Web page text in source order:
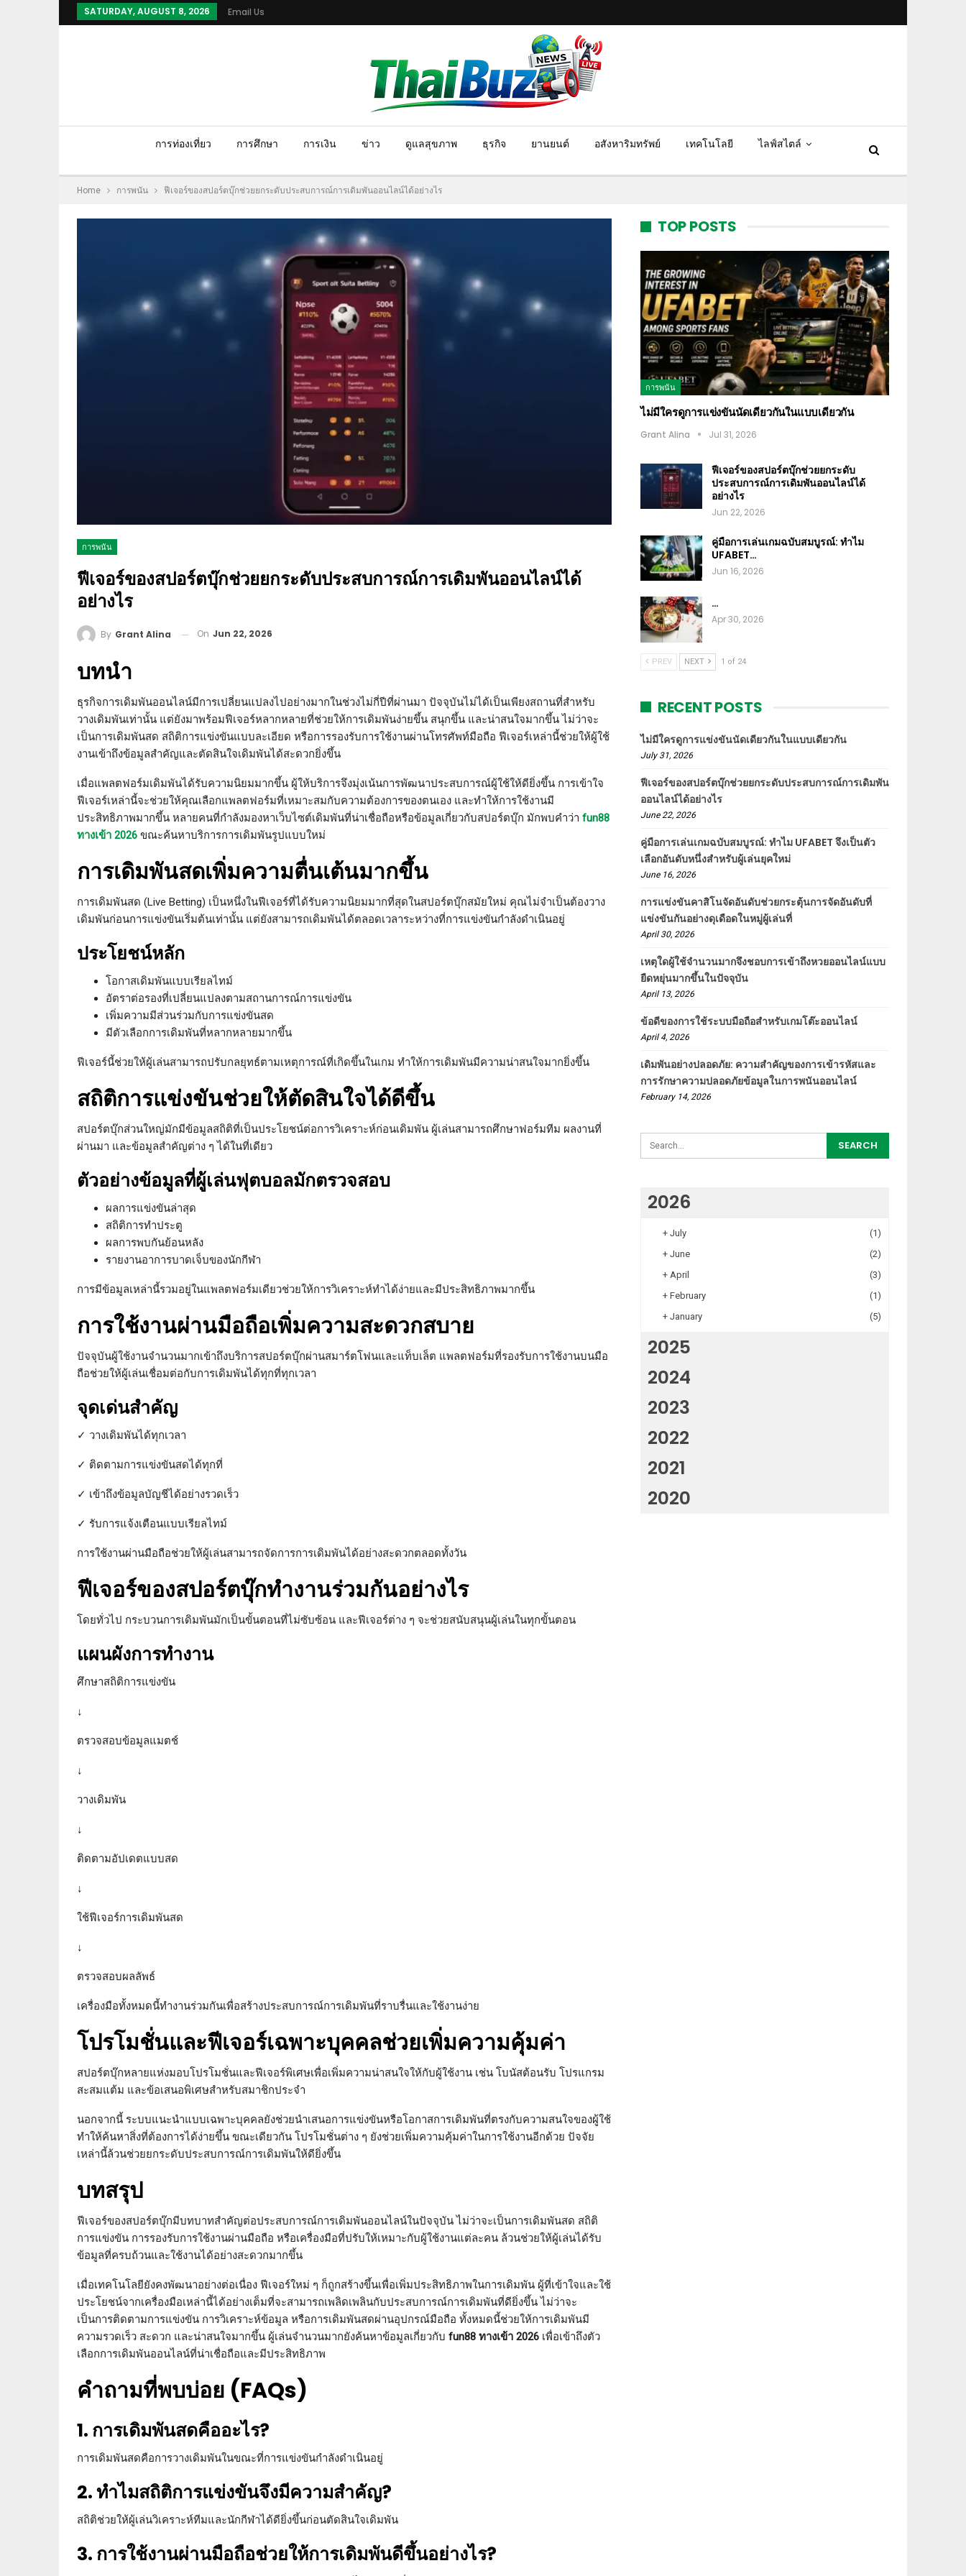
SATURDAY, AUGUST 8, 2026 Email Us
การท่องเที่ยว การศึกษา การเงิน ข่าว ดูแลสุขภาพ ธุรกิจ ยานยนต์ อสังหาริมทรัพย์ เทคโนโลยี ไลฟ์สไตล์
Home การพนัน ฟีเจอร์ของสปอร์ตบุ๊กช่วยยกระดับประสบการณ์การเดิมพันออนไลน์ได้อย่างไร
การพนัน
ฟีเจอร์ของสปอร์ตบุ๊กช่วยยกระดับประสบการณ์การเดิมพันออนไลน์ได้
อย่างไร
By Grant Alina On Jun 22, 2026
บทนำ
ธุรกิจการเดิมพันออนไลน์มีการเปลี่ยนแปลงไปอย่างมากในช่วงไม่กี่ปีที่ผ่านมา ปัจจุบันไม่ได้เป็นเพียงสถานที่สำหรับ
วางเดิมพันเท่านั้น แต่ยังมาพร้อมฟีเจอร์หลากหลายที่ช่วยให้การเดิมพันง่ายขึ้น สนุกขึ้น และน่าสนใจมากขึ้น ไม่ว่าจะ
เป็นการเดิมพันสด สถิติการแข่งขันแบบละเอียด หรือการรองรับการใช้งานผ่านโทรศัพท์มือถือ ฟีเจอร์เหล่านี้ช่วยให้ผู้ใช้
งานเข้าถึงข้อมูลสำคัญและตัดสินใจเดิมพันได้สะดวกยิ่งขึ้น
เมื่อแพลตฟอร์มเดิมพันได้รับความนิยมมากขึ้น ผู้ให้บริการจึงมุ่งเน้นการพัฒนาประสบการณ์ผู้ใช้ให้ดียิ่งขึ้น การเข้าใจ
ฟีเจอร์เหล่านี้จะช่วยให้คุณเลือกแพลตฟอร์มที่เหมาะสมกับความต้องการของตนเอง และทำให้การใช้งานมี
ประสิทธิภาพมากขึ้น หลายคนที่กำลังมองหาเว็บไซต์เดิมพันที่น่าเชื่อถือหรือข้อมูลเกี่ยวกับสปอร์ตบุ๊ก มักพบคำว่า fun88
ทางเข้า 2026 ขณะค้นหาบริการการเดิมพันรูปแบบใหม่
การเดิมพันสดเพิ่มความตื่นเต้นมากขึ้น
การเดิมพันสด (Live Betting) เป็นหนึ่งในฟีเจอร์ที่ได้รับความนิยมมากที่สุดในสปอร์ตบุ๊กสมัยใหม่ คุณไม่จำเป็นต้องวาง
เดิมพันก่อนการแข่งขันเริ่มต้นเท่านั้น แต่ยังสามารถเดิมพันได้ตลอดเวลาระหว่างที่การแข่งขันกำลังดำเนินอยู่
ประโยชน์หลัก
โอกาสเดิมพันแบบเรียลไทม์
อัตราต่อรองที่เปลี่ยนแปลงตามสถานการณ์การแข่งขัน
เพิ่มความมีส่วนร่วมกับการแข่งขันสด
มีตัวเลือกการเดิมพันที่หลากหลายมากขึ้น
ฟีเจอร์นี้ช่วยให้ผู้เล่นสามารถปรับกลยุทธ์ตามเหตุการณ์ที่เกิดขึ้นในเกม ทำให้การเดิมพันมีความน่าสนใจมากยิ่งขึ้น
สถิติการแข่งขันช่วยให้ตัดสินใจได้ดีขึ้น
สปอร์ตบุ๊กส่วนใหญ่มักมีข้อมูลสถิติที่เป็นประโยชน์ต่อการวิเคราะห์ก่อนเดิมพัน ผู้เล่นสามารถศึกษาฟอร์มทีม ผลงานที่
ผ่านมา และข้อมูลสำคัญต่าง ๆ ได้ในที่เดียว
ตัวอย่างข้อมูลที่ผู้เล่นฟุตบอลมักตรวจสอบ
ผลการแข่งขันล่าสุด
สถิติการทำประตู
ผลการพบกันย้อนหลัง
รายงานอาการบาดเจ็บของนักกีฬา
การมีข้อมูลเหล่านี้รวมอยู่ในแพลตฟอร์มเดียวช่วยให้การวิเคราะห์ทำได้ง่ายและมีประสิทธิภาพมากขึ้น
การใช้งานผ่านมือถือเพิ่มความสะดวกสบาย
ปัจจุบันผู้ใช้งานจำนวนมากเข้าถึงบริการสปอร์ตบุ๊กผ่านสมาร์ตโฟนและแท็บเล็ต แพลตฟอร์มที่รองรับการใช้งานบนมือ
ถือช่วยให้ผู้เล่นเชื่อมต่อกับการเดิมพันได้ทุกที่ทุกเวลา
จุดเด่นสำคัญ
✓ วางเดิมพันได้ทุกเวลา
✓ ติดตามการแข่งขันสดได้ทุกที่
✓ เข้าถึงข้อมูลบัญชีได้อย่างรวดเร็ว
✓ รับการแจ้งเตือนแบบเรียลไทม์
การใช้งานผ่านมือถือช่วยให้ผู้เล่นสามารถจัดการการเดิมพันได้อย่างสะดวกตลอดทั้งวัน
ฟีเจอร์ของสปอร์ตบุ๊กทำงานร่วมกันอย่างไร
โดยทั่วไป กระบวนการเดิมพันมักเป็นขั้นตอนที่ไม่ซับซ้อน และฟีเจอร์ต่าง ๆ จะช่วยสนับสนุนผู้เล่นในทุกขั้นตอน
แผนผังการทำงาน
ศึกษาสถิติการแข่งขัน
↓
ตรวจสอบข้อมูลแมตช์
↓
วางเดิมพัน
↓
ติดตามอัปเดตแบบสด
↓
ใช้ฟีเจอร์การเดิมพันสด
↓
ตรวจสอบผลลัพธ์
เครื่องมือทั้งหมดนี้ทำงานร่วมกันเพื่อสร้างประสบการณ์การเดิมพันที่ราบรื่นและใช้งานง่าย
โปรโมชั่นและฟีเจอร์เฉพาะบุคคลช่วยเพิ่มความคุ้มค่า
สปอร์ตบุ๊กหลายแห่งมอบโปรโมชั่นและฟีเจอร์พิเศษเพื่อเพิ่มความน่าสนใจให้กับผู้ใช้งาน เช่น โบนัสต้อนรับ โปรแกรม
สะสมแต้ม และข้อเสนอพิเศษสำหรับสมาชิกประจำ
นอกจากนี้ ระบบแนะนำแบบเฉพาะบุคคลยังช่วยนำเสนอการแข่งขันหรือโอกาสการเดิมพันที่ตรงกับความสนใจของผู้ใช้
ทำให้ค้นหาสิ่งที่ต้องการได้ง่ายขึ้น ขณะเดียวกัน โปรโมชั่นต่าง ๆ ยังช่วยเพิ่มความคุ้มค่าในการใช้งานอีกด้วย ปัจจัย
เหล่านี้ล้วนช่วยยกระดับประสบการณ์การเดิมพันให้ดียิ่งขึ้น
บทสรุป
ฟีเจอร์ของสปอร์ตบุ๊กมีบทบาทสำคัญต่อประสบการณ์การเดิมพันออนไลน์ในปัจจุบัน ไม่ว่าจะเป็นการเดิมพันสด สถิติ
การแข่งขัน การรองรับการใช้งานผ่านมือถือ หรือเครื่องมือที่ปรับให้เหมาะกับผู้ใช้งานแต่ละคน ล้วนช่วยให้ผู้เล่นได้รับ
ข้อมูลที่ครบถ้วนและใช้งานได้อย่างสะดวกมากขึ้น
เมื่อเทคโนโลยียังคงพัฒนาอย่างต่อเนื่อง ฟีเจอร์ใหม่ ๆ ก็ถูกสร้างขึ้นเพื่อเพิ่มประสิทธิภาพในการเดิมพัน ผู้ที่เข้าใจและใช้
ประโยชน์จากเครื่องมือเหล่านี้ได้อย่างเต็มที่จะสามารถเพลิดเพลินกับประสบการณ์การเดิมพันที่ดียิ่งขึ้น ไม่ว่าจะ
เป็นการติดตามการแข่งขัน การวิเคราะห์ข้อมูล หรือการเดิมพันสดผ่านอุปกรณ์มือถือ ทั้งหมดนี้ช่วยให้การเดิมพันมี
ความรวดเร็ว สะดวก และน่าสนใจมากขึ้น ผู้เล่นจำนวนมากยังค้นหาข้อมูลเกี่ยวกับ fun88 ทางเข้า 2026 เพื่อเข้าถึงตัว
เลือกการเดิมพันออนไลน์ที่น่าเชื่อถือและมีประสิทธิภาพ
คำถามที่พบบ่อย (FAQs)
1. การเดิมพันสดคืออะไร?
การเดิมพันสดคือการวางเดิมพันในขณะที่การแข่งขันกำลังดำเนินอยู่
2. ทำไมสถิติการแข่งขันจึงมีความสำคัญ?
สถิติช่วยให้ผู้เล่นวิเคราะห์ทีมและนักกีฬาได้ดียิ่งขึ้นก่อนตัดสินใจเดิมพัน
3. การใช้งานผ่านมือถือช่วยให้การเดิมพันดีขึ้นอย่างไร?
TOP POSTS
การพนัน
ไม่มีใครดูการแข่งขันนัดเดียวกันในแบบเดียวกัน
Grant Alina Jul 31, 2026
ฟีเจอร์ของสปอร์ตบุ๊กช่วยยกระดับ
ประสบการณ์การเดิมพันออนไลน์ได้
อย่างไร
Jun 22, 2026
คู่มือการเล่นเกมฉบับสมบูรณ์: ทำไม
UFABET…
Jun 16, 2026
…
Apr 30, 2026
PREV NEXT 1 of 24
RECENT POSTS
ไม่มีใครดูการแข่งขันนัดเดียวกันในแบบเดียวกัน
July 31, 2026
ฟีเจอร์ของสปอร์ตบุ๊กช่วยยกระดับประสบการณ์การเดิมพัน
ออนไลน์ได้อย่างไร
June 22, 2026
คู่มือการเล่นเกมฉบับสมบูรณ์: ทำไม UFABET จึงเป็นตัว
เลือกอันดับหนึ่งสำหรับผู้เล่นยุคใหม่
June 16, 2026
การแข่งขันคาสิโนจัดอันดับช่วยกระตุ้นการจัดอันดับที่
แข่งขันกันอย่างดุเดือดในหมู่ผู้เล่นที่
April 30, 2026
เหตุใดผู้ใช้จำนวนมากจึงชอบการเข้าถึงหวยออนไลน์แบบ
ยืดหยุ่นมากขึ้นในปัจจุบัน
April 13, 2026
ข้อดีของการใช้ระบบมือถือสำหรับเกมโต๊ะออนไลน์
April 4, 2026
เดิมพันอย่างปลอดภัย: ความสำคัญของการเข้ารหัสและ
การรักษาความปลอดภัยข้อมูลในการพนันออนไลน์
February 14, 2026
2026
+ July
(1)
+ June
(2)
+ April
(3)
+ February
(1)
+ January (5)
2025
2024
2023
2022
2021
2020